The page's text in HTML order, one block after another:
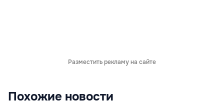
Разместить рекламу на сайте
Похожие новости